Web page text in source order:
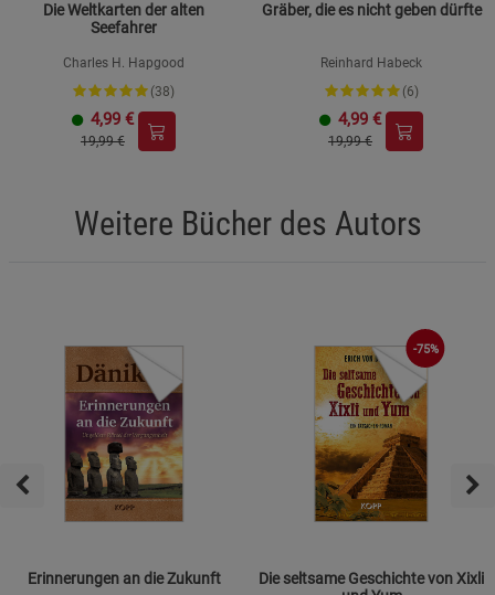
Die Weltkarten der alten
Seefahrer
Charles H. Hapgood
(38)
4,99 €
19,99 €
Gräber, die es nicht geben dürfte
Reinhard Habeck
(6)
4,99 €
19,99 €
Weitere Bücher des Autors
Erinnerungen an die Zukunft
-75%
Die seltsame Geschichte von Xixli